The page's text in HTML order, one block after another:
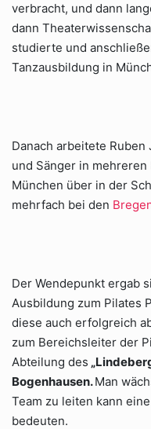
verbracht, und dann
dann
studierte und
Tanzausbildung in
Danach arbeitete
und Sänger in
München über in der
mehrfach bei den
Der Wendepunkt ergab
Ausbildung zum Pilates
diese auch erfolgreich
zum Bereichsleiter der
Abteilung des
Bogenhausen.Man
Team zu leiten kann
bedeuten.